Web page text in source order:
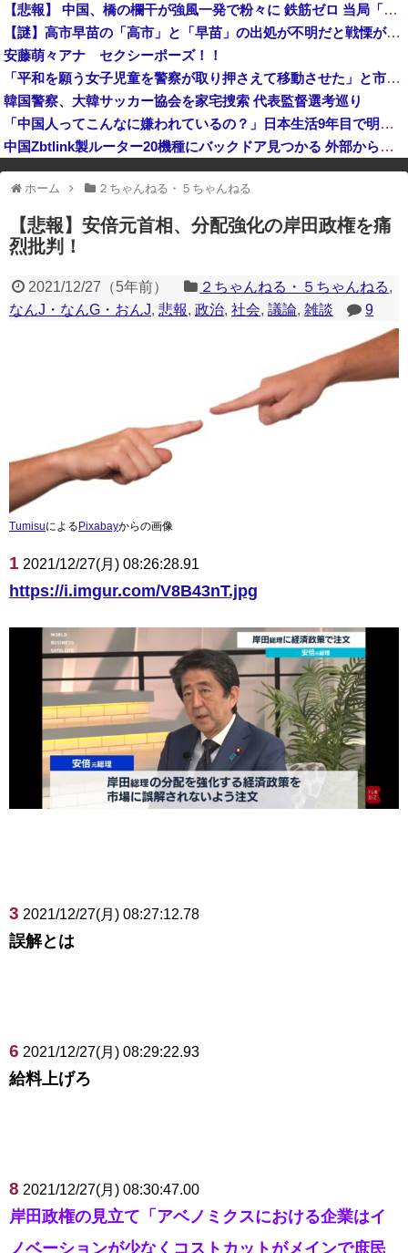
高市首相靖国参拝「適切に判断」 官房長官
【悲報】 中国、橋の欄干が強風一発で粉々に 鉄筋ゼロ 当局「接着剤でくっつけただけ」「正常で、品質問題はない」
【謎】高市早苗の「高市」と「早苗」の出処が不明だと戦慄が走る
安藤萌々アナ セクシーポーズ！！
「平和を願う女子児童を警察が取り押さえて移動させた」と市民団体が告発、「児童……どこ？」とガチで困惑する人が続出
韓国警察、大韓サッカー協会を家宅捜索 代表監督選考巡り
「中国人ってこんなに嫌われているの？」日本生活9年目で明かす本心！
中国Zbtlink製ルーター20機種にバックドア見つかる 外部から完全制御のおそれ
※アドブロック等の広告非表示プラグインやアドオンを利用している場合、
一部のコンテンツが表示されなくなったり、サイト全体のレイアウトが崩れ
たりする場合があります。
ホーム ２ちゃんねる・５ちゃんねる
【悲報】安倍元首相、分配強化の岸田政権を痛
烈批判！
2021/12/27 （5年前） ２ちゃんねる・５ちゃんねる,
なんJ・なんG・おんJ, 悲報, 政治, 社会, 議論, 雑談 9
TumisuによるPixabayからの画像
1 2021/12/27(月) 08:26:28.91
https://i.imgur.com/V8B43nT.jpg
3 2021/12/27(月) 08:27:12.78
誤解とは
6 2021/12/27(月) 08:29:22.93
給料上げろ
8 2021/12/27(月) 08:30:47.00
岸田政権の見立て「アベノミクスにおける企業はイ
ノベーションが少なくコストカットがメインで庶民